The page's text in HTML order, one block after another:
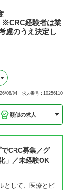
※CRC経験者は業
慮のうえ決定し
08/04 求人番号：10256110
類似の求人
CRC募集／グ
」／未経験OK
として、医療とビ